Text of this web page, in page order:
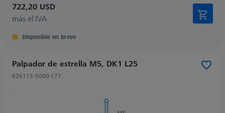
722,20 USD
más el IVA
Disponible en breve
Palpador de estrella M5, DK1 L25
626115-5000-177